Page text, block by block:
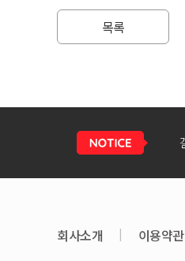
목록
회사소개 | 이용약관